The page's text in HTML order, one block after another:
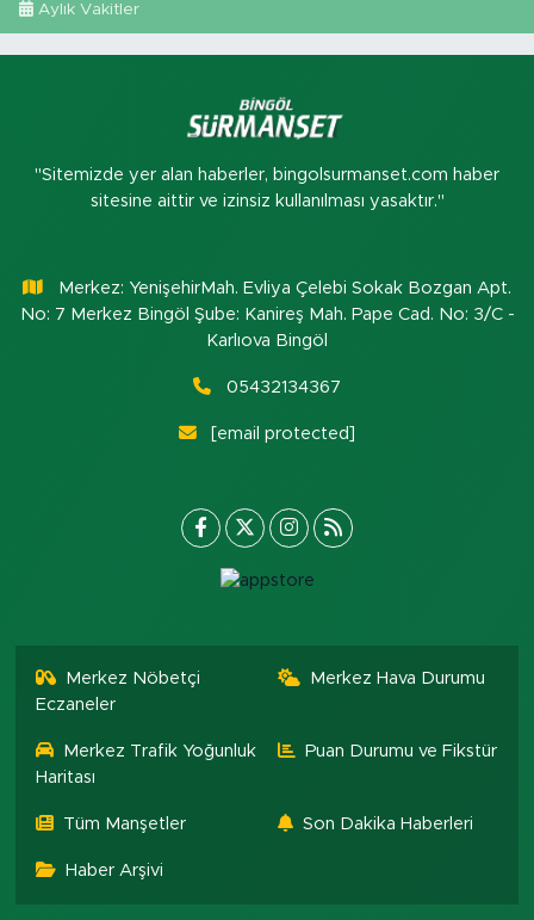
Aylık Vakitler
"Sitemizde yer alan haberler, bingolsurmanset.com haber
sitesine aittir ve izinsiz kullanılması yasaktır."
Merkez: YenişehirMah. Evliya Çelebi Sokak Bozgan Apt.
No: 7 Merkez Bingöl Şube: Kanireş Mah. Pape Cad. No: 3/C -
Karlıova Bingöl
05432134367
[email protected]
Merkez Nöbetçi
Eczaneler
Merkez Hava Durumu
Merkez Trafik Yoğunluk
Haritası
Puan Durumu ve Fikstür
Tüm Manşetler Son Dakika Haberleri
Haber Arşivi